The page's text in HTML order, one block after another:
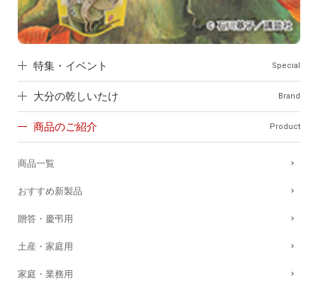
特集・イベント Special
大分の乾しいたけ Brand
商品のご紹介 Product
商品一覧
おすすめ新製品
贈答・慶弔用
土産・家庭用
家庭・業務用